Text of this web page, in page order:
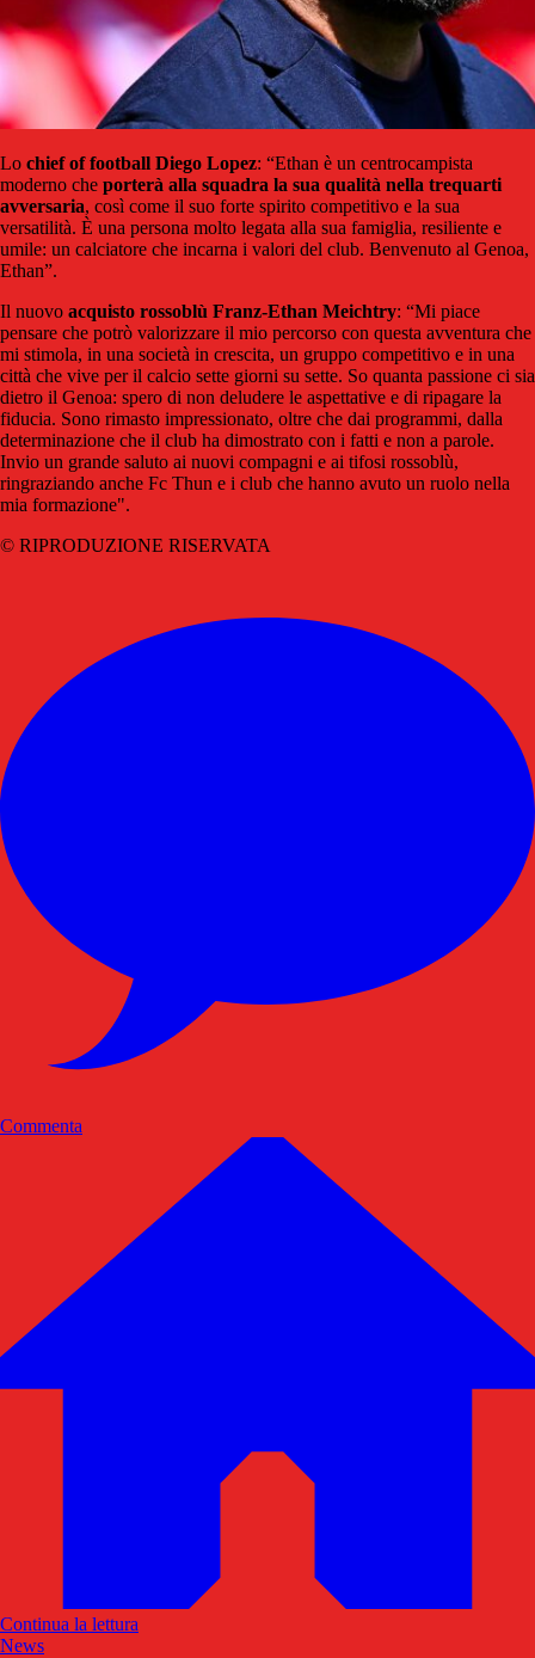
Lo chief of football Diego Lopez: “Ethan è un centrocampista
moderno che porterà alla squadra la sua qualità nella trequarti
avversaria, così come il suo forte spirito competitivo e la sua
versatilità. È una persona molto legata alla sua famiglia, resiliente e
umile: un calciatore che incarna i valori del club. Benvenuto al Genoa,
Ethan”.
Il nuovo acquisto rossoblù Franz-Ethan Meichtry: “Mi piace
pensare che potrò valorizzare il mio percorso con questa avventura che
mi stimola, in una società in crescita, un gruppo competitivo e in una
città che vive per il calcio sette giorni su sette. So quanta passione ci sia
dietro il Genoa: spero di non deludere le aspettative e di ripagare la
fiducia. Sono rimasto impressionato, oltre che dai programmi, dalla
determinazione che il club ha dimostrato con i fatti e non a parole.
Invio un grande saluto ai nuovi compagni e ai tifosi rossoblù,
ringraziando anche Fc Thun e i club che hanno avuto un ruolo nella
mia formazione".
© RIPRODUZIONE RISERVATA
Commenta
Continua la lettura
News